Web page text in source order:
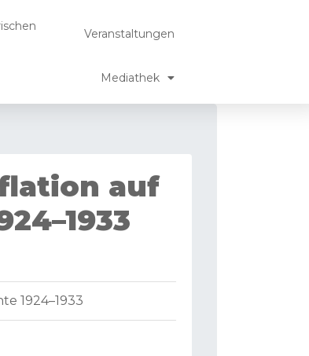
Veranstaltungen
Mediathek
auf
1924–1933